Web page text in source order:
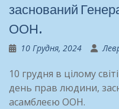
заснований
ООН.
10 Грудня, 2024
10 грудня в цілому
день прав людини,
асамблеєю ООН.